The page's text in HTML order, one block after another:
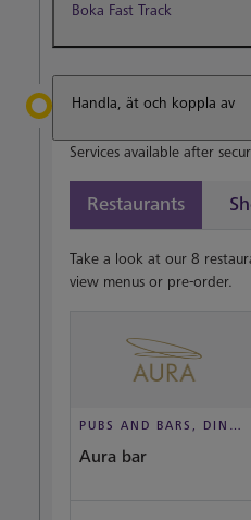
Boka Fast Track
Handla, ät och koppla av
Services available after
Restaurants
Take a look at our 8
view menus or pre-order.
PUBS AND BARS, DINE IN STYLE
Aura bar